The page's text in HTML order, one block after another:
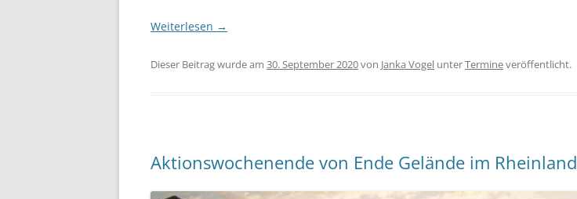
Weiterlesen →
Dieser Beitrag wurde am 30. September 2020von Janka Vogel unterTermineveröffentlicht.
Aktionswochenende von Ende Gelände im Rheinland